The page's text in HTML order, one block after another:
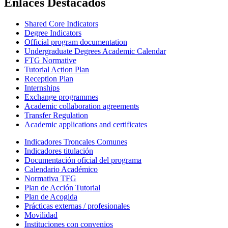
Shared Core Indicators
Degree Indicators
Official program documentation
Undergraduate Degrees Academic Calendar
FTG Normative
Tutorial Action Plan
Reception Plan
Internships
Exchange programmes
Academic collaboration agreements
Transfer Regulation
Academic applications and certificates
Indicadores Troncales Comunes
Indicadores titulación
Documentación oficial del programa
Calendario Académico
Normativa TFG
Plan de Acción Tutorial
Plan de Acogida
Prácticas externas / profesionales
Movilidad
Instituciones con convenios